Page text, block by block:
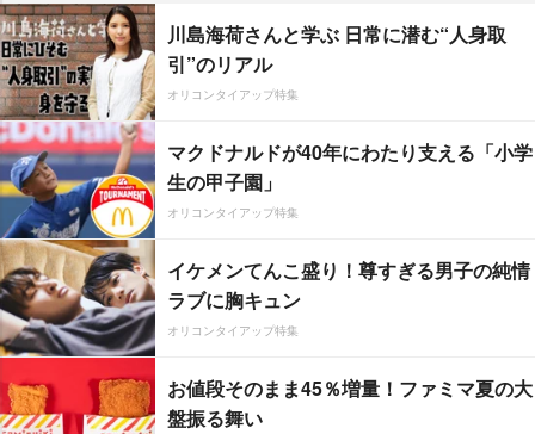
川島海荷さんと学ぶ 日常に潜む“人身取
引”のリアル
オリコンタイアップ特集
マクドナルドが40年にわたり支える「小学
生の甲子園」
オリコンタイアップ特集
イケメンてんこ盛り！尊すぎる男子の純情
ラブに胸キュン
オリコンタイアップ特集
お値段そのまま45％増量！ファミマ夏の大
盤振る舞い